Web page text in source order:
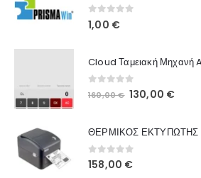
0 out of 5
1,00 €
out of 5
160,00€ Original
160,00 €.
130,00 €Η
είναι:
0out of 5
158,00 €
Παραγγελίες
Πληροφορίες Καταστήματος
Ποιοι Είμαστε
Γιατί Εμάς
Blog